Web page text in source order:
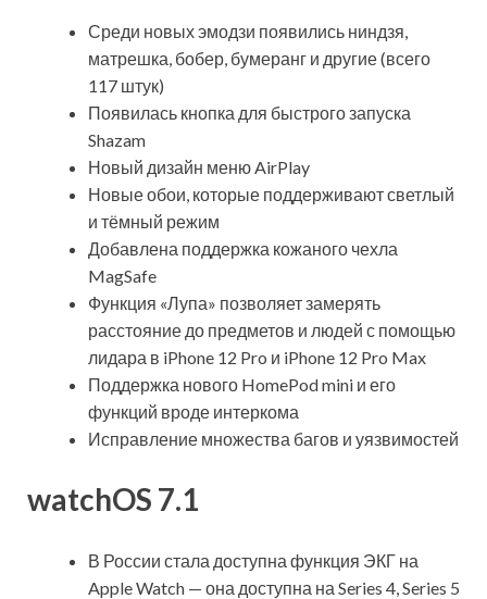
Среди новых эмодзи появились ниндзя,
матрешка, бобер, бумеранг и другие (всего
117 штук)
Появилась кнопка для быстрого запуска
Shazam
Новый дизайн меню AirPlay
Новые обои, которые поддерживают светлый
и тёмный режим
Добавлена поддержка кожаного чехла
MagSafe
Функция «Лупа» позволяет замерять
расстояние до предметов и людей с помощью
лидара в iPhone 12 Pro и iPhone 12 Pro Max
Поддержка нового HomePod mini и его
функций вроде интеркома
Исправление множества багов и уязвимостей
watchOS 7.1
В России стала доступна функция ЭКГ на
Apple Watch — она доступна на Series 4, Series 5